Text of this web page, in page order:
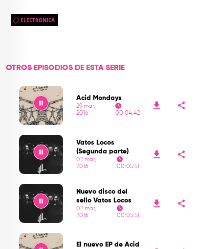
ELECTRONICA
OTROS EPISODIOS DE ESTA SERIE
Acid Mondays
29 mar,
2016
00:04:42
Vatos Locos
(Segunda parte)
02 mar,
2016
00:05:51
Nuevo disco del
sello Vatos Locos
02 mar,
2016
00:05:51
El nuevo EP de Acid